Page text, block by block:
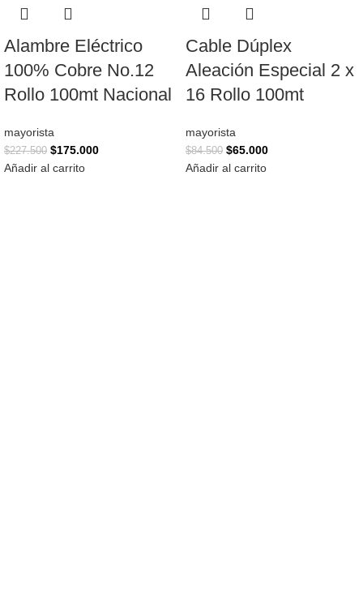
Alambre Eléctrico
100% Cobre No.12
Rollo 100mt Nacional
mayorista
$227.500 $175.000
Añadir al carrito
Cable Dúplex
Aleación Especial 2 x
16 Rollo 100mt
mayorista
$84.500 $65.000
Añadir al carrito